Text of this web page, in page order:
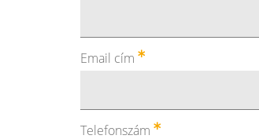
Email cím
Telefonszám